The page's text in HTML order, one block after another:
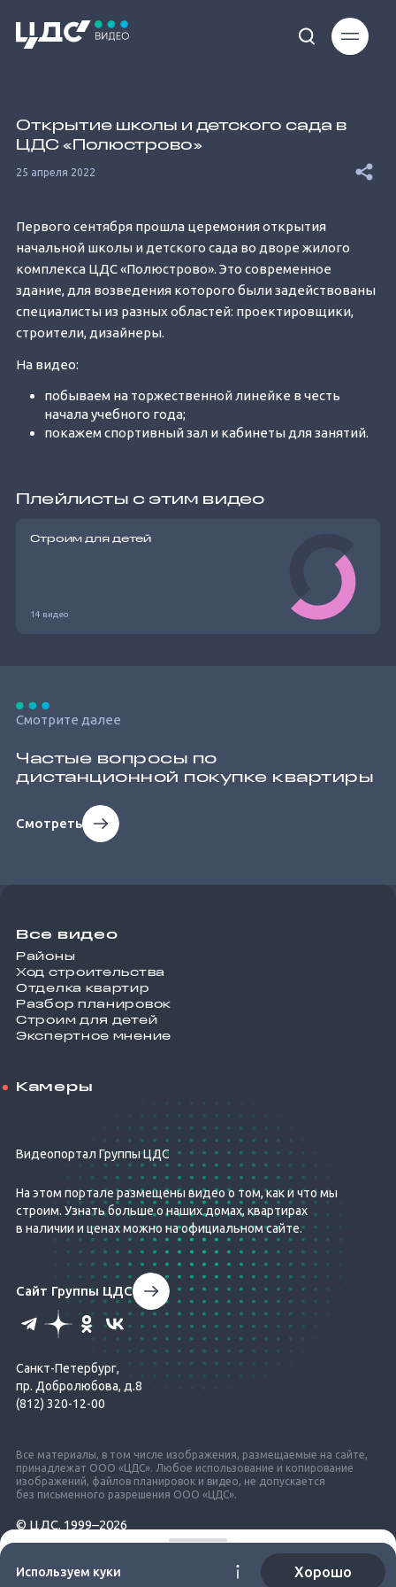
Открытие школы и детского сада в
ЦДС «Полюстрово»
25 апреля 2022
Первого сентября прошла церемония открытия
начальной школы и детского сада во дворе жилого
комплекса ЦДС «Полюстрово». Это современное
здание, для возведения которого были задействованы
специалисты из разных областей: проектировщики,
строители, дизайнеры.
На видео:
побываем на торжественной линейке в честь
начала учебного года;
покажем спортивный зал и кабинеты для занятий.
Рекомендуем посмотреть
Плейлисты с этим видео
Строим для детей
14 видео
Смотрите далее
Частые вопросы по
дистанционной покупке квартиры
Смотреть
Все видео
Районы
Ход строительства
Отделка квартир
Разбор планировок
Строим для детей
Экспертное мнение
Камеры
Видеопортал Группы ЦДС
На этом портале размещены видео о том, как и что мы
строим. Узнать больше о наших домах, квартирах
в наличии и ценах можно на официальном сайте.
© ЦДС, 1999–2026
Все материалы, в том числе изображения, размещаемые на сайте,
принадлежат ООО «ЦДС». Любое использование и копирование
изображений, файлов планировок и видео, не допускается
без письменного разрешения ООО «ЦДС».
Сайт Группы ЦДС
Санкт-Петербург,
пр. Добролюбова, д.8
(812) 320-12-00
Проект разработан в студии
Используем куки Хорошо